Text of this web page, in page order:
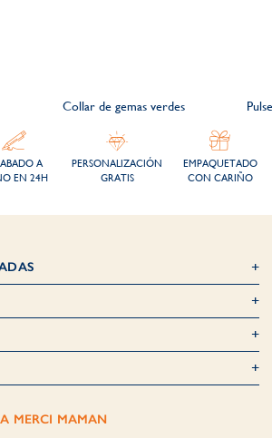
Collar de gemas verdes
A
EN 24H
PERSONALIZACIÓN
GRATIS
EMPAQUETADO
CON CARIÑO
MERCI MAMAN